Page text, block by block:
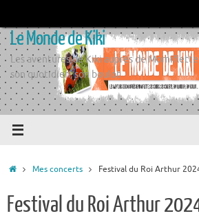
contenu
Le Monde de Kiki
Les aventures de Kiki auprès de
son quotidien, son boulot
Accueil
Mes concerts Festival du Roi Arthur
Festival du Roi Arthur